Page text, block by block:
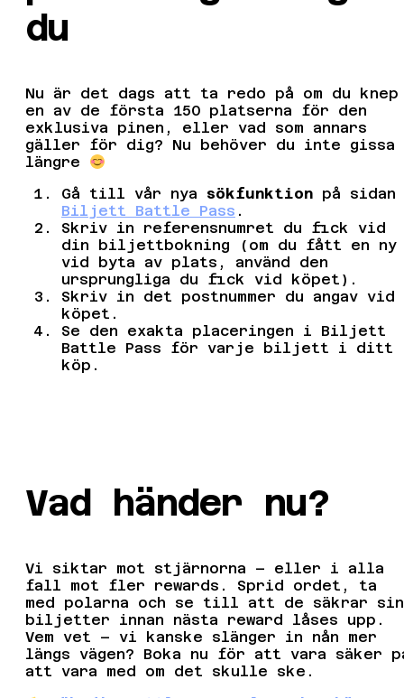
du
Nu är det dags att ta redo på om du knep
en av de första 150 platserna för den
exklusiva pinen, eller vad som annars
gäller för dig? Nu behöver du inte gissa
längre
Gå till vår nya sökfunktion på sidan
Biljett Battle Pass .
Skriv in referensnumret du fick vid
din biljettbokning (om du fått en ny
vid byta av plats, använd den
ursprungliga du fick vid köpet).
Skriv in det postnummer du angav vid
köpet.
Se den exakta placeringen i Biljett
Battle Pass för varje biljett i ditt
köp.
Vad händer nu?
Vi siktar mot stjärnorna – eller i alla
fall mot fler rewards. Sprid ordet, ta
med polarna och se till att de säkrar
biljetter innan nästa reward låses upp.
Vem vet – vi kanske slänger in nån mer
längs vägen? Boka nu för att vara säker
att vara med om det skulle ske.